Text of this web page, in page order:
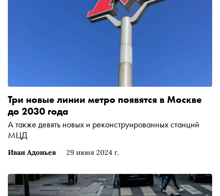
Иван Адоньев 29 июня 2024 г.
Три новые линии метро появятся в Москве
до 2030 года
А также девять новых и реконструированных станций
МЦД